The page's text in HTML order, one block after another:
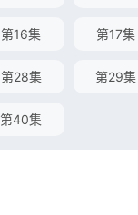
第16集 第17集
第28集 第29集
第40集